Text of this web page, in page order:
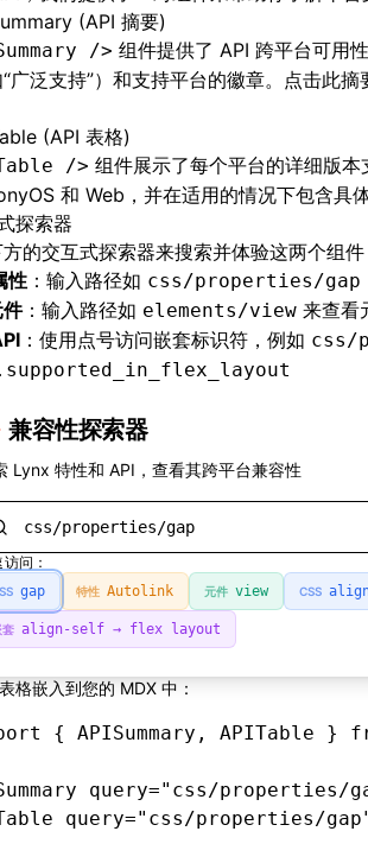
(API 摘要)
/> 组件提供了 API 跨平台可用
“广泛支持”）和支持平台的徽章。点击此
(API 表格)
/> 组件展示了每个平台的详细版本
和 Web，并在适用的情况下包含具体
探索器
的交互式探索器来搜索并体验这两个组件
性 ：输入路径如 css/properties/gap
：输入路径如 elements/view 来查看
：使用点号访问嵌套标识符，例如 css/
兼容性探索器
Lynx 特性和 API，查看其跨平台兼容性
问：
gap 特性 Autolink 元件 view CSS
套 align-self → flex layout
格嵌入到您的 MDX 中：
{ APISummary, APITable }
query="css/properties/
query="css/properties/